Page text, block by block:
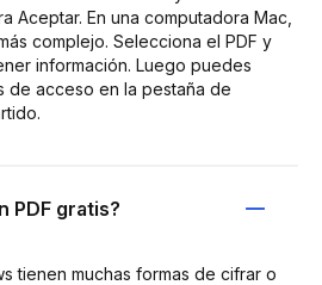
Aceptar. En una computadora Mac,
complejo. Selecciona el PDF y
información. Luego puedes
de acceso en la pestaña de
PDF gratis?
tienen muchas formas de cifrar o